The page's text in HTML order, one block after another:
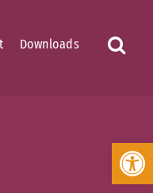
Werkzeugleiste öffnen
Downloads